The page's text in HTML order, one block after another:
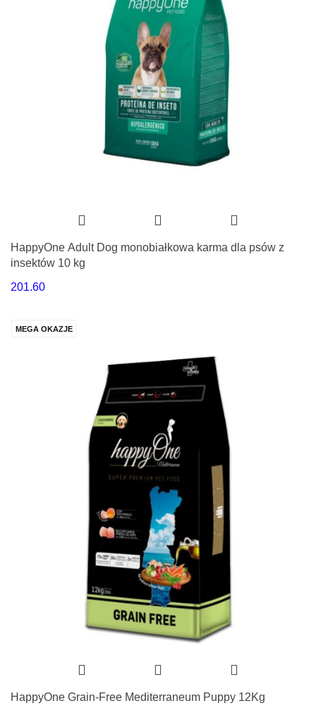
HappyOne Adult Dog monobiałkowa karma dla psów z
insektów 10 kg
201.60
MEGA OKAZJE
HappyOne Grain-Free Mediterraneum Puppy 12Kg